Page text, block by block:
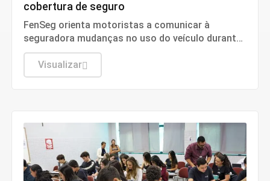
cobertura de seguro
FenSeg orienta motoristas a comunicar à
seguradora mudanças no uso do veículo durante
a campanha
Visualizar